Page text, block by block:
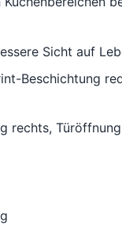
Sicht auf
Beschichtung
rechts,